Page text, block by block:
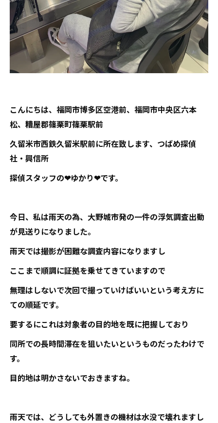
こんにちは、福岡市博多区空港前、福岡市中央区六本
松、糟屋郡篠栗町篠栗駅前
久留米市西鉄久留米駅前に所在致します、つばめ探偵
社・興信所
探偵スタッフの❤ゆかり❤です。
今日、私は雨天の為、大野城市発の一件の浮気調査出動
が見送りになりました。
雨天では撮影が困難な調査内容になりますし
ここまで順調に証拠を乗せてきていますので
無理はしないで次回で撮っていけばいいという考え方に
ての順延です。
要するにこれは対象者の目的地を既に把握しており
同所での長時間滞在を狙いたいというものだったわけで
す。
目的地は明かさないでおきますね。
雨天では、どうしても外置きの機材は水没で壊れますし